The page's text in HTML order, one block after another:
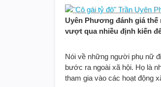
Uyên Phương đánh giá
vượt qua nhiều định kiến
Nói về những người phụ nữ
bước ra ngoài xã hội. Họ là
tham gia vào các hoạt động